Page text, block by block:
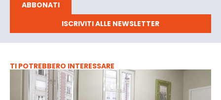
ABBONATI
ISCRIVITI ALLE NEWSLETTER
TI POTREBBERO INTERESSARE